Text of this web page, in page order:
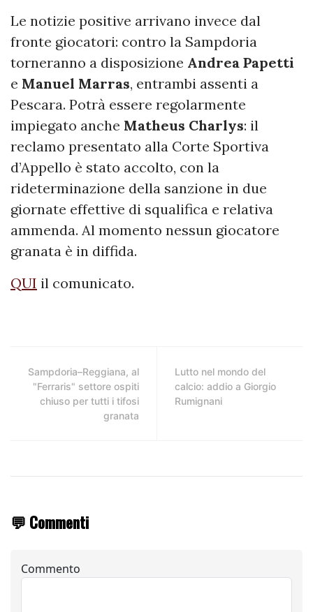
Le notizie positive arrivano invece dal
fronte giocatori: contro la Sampdoria
torneranno a disposizione Andrea Papetti
e Manuel Marras, entrambi assenti a
Pescara. Potrà essere regolarmente
impiegato anche Matheus Charlys: il
reclamo presentato alla Corte Sportiva
d’Appello è stato accolto, con la
rideterminazione della sanzione in due
giornate effettive di squalifica e relativa
ammenda. Al momento nessun giocatore
granata è in diffida.
QUI il comunicato.
Sampdoria–Reggiana, al
"Ferraris" settore ospiti
chiuso per tutti i tifosi
granata
Lutto nel mondo del
calcio: addio a Giorgio
Rumignani
💬 Commenti